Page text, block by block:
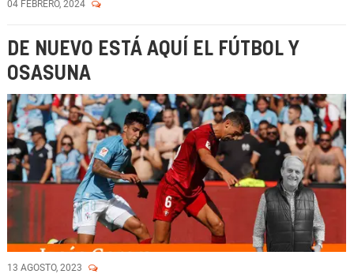
04 FEBRERO, 2024
DE NUEVO ESTÁ AQUÍ EL FÚTBOL Y
OSASUNA
13 AGOSTO, 2023